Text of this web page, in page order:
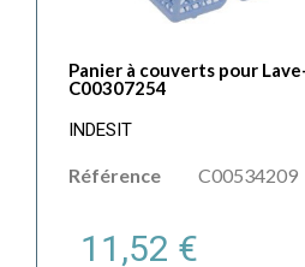
Panier à couverts pour
C00307254
INDESIT
Référence C00534209
11,52 €